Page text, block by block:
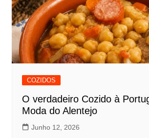
COZIDOS
O verdadeiro Cozido à
Moda do Alentejo
Junho 12, 2026